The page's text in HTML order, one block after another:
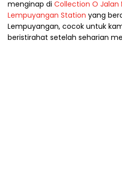
menginap di Collection O Jalan
Lempuyangan Station yang
Lempuyangan, cocok untuk
beristirahat setelah seharian